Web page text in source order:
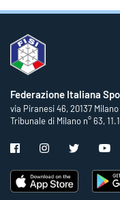
Federazione Italiana
via Piranesi 46, 20137
Tribunale di Milano n° 63,